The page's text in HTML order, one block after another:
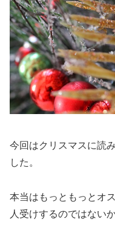
今回はクリスマスに読
した。
本当はもっともっとオ
人受けするのではない